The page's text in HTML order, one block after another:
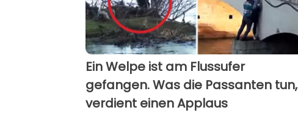
Ein Welpe ist am Flussufer
gefangen. Was die Passanten tun,
verdient einen Applaus